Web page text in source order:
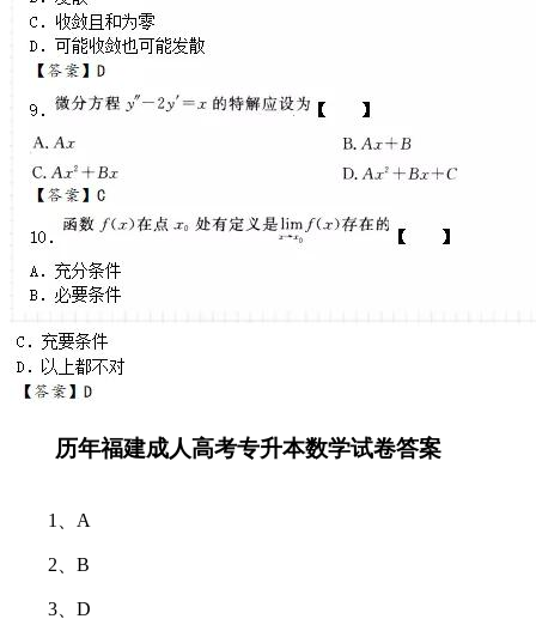
历年福建成人高考专升本数学试卷答案
1、A
2、B
3、D